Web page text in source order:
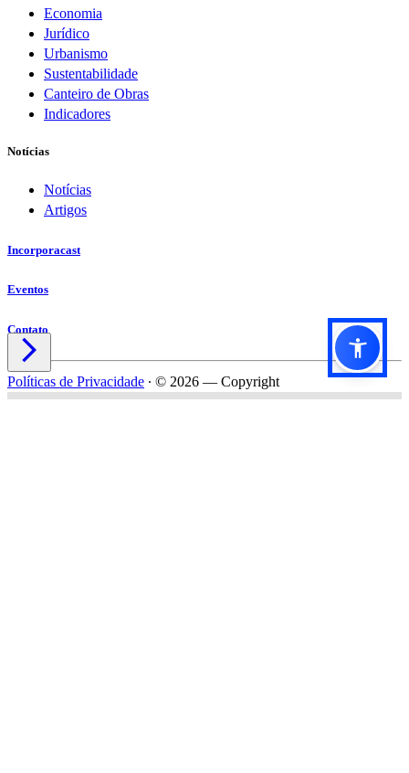
Economia
Jurídico
Urbanismo
Sustentabilidade
Canteiro de Obras
Indicadores
Notícias
Notícias
Artigos
Incorporacast
Eventos
Contato

Políticas de Privacidade ∙ © 2026 — Copyright